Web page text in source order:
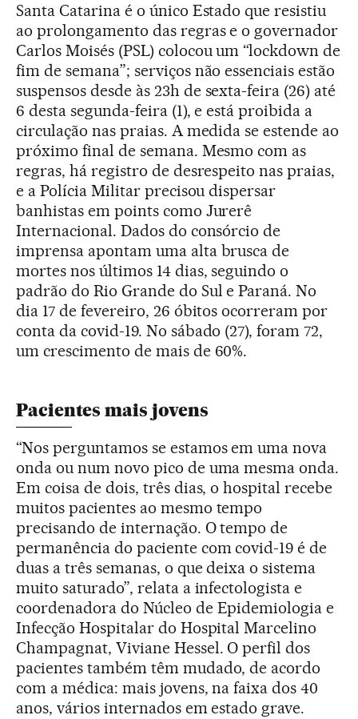
Santa Catarina é o único Estado que resistiu
ao prolongamento das regras e o governador
Carlos Moisés (PSL) colocou um “lockdown de
fim de semana”; serviços não essenciais estão
suspensos desde às 23h de sexta-feira (26) até
6 desta segunda-feira (1), e está proibida a
circulação nas praias. A medida se estende ao
próximo final de semana. Mesmo com as
regras, há registro de desrespeito nas praias,
e a Polícia Militar precisou dispersar
banhistas em points como Jurerê
Internacional. Dados do consórcio de
imprensa apontam uma alta brusca de
mortes nos últimos 14 dias, seguindo o
padrão do Rio Grande do Sul e Paraná. No
dia 17 de fevereiro, 26 óbitos ocorreram por
conta da covid-19. No sábado (27), foram 72,
um crescimento de mais de 60%.
Pacientes mais jovens
“Nos perguntamos se estamos em uma nova
onda ou num novo pico de uma mesma onda.
Em coisa de dois, três dias, o hospital recebe
muitos pacientes ao mesmo tempo
precisando de internação. O tempo de
permanência do paciente com covid-19 é de
duas a três semanas, o que deixa o sistema
muito saturado”, relata a infectologista e
coordenadora do Núcleo de Epidemiologia e
Infecção Hospitalar do Hospital Marcelino
Champagnat, Viviane Hessel. O perfil dos
pacientes também têm mudado, de acordo
com a médica: mais jovens, na faixa dos 40
anos, vários internados em estado grave.